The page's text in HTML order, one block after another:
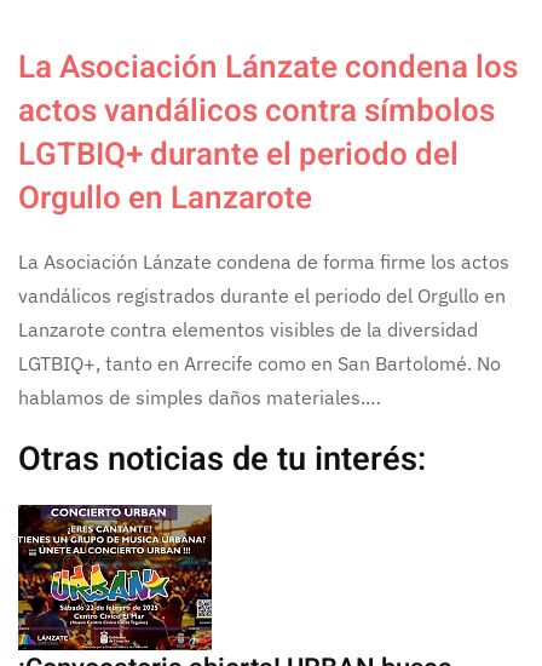
La Asociación Lánzate condena los
actos vandálicos contra símbolos
LGTBIQ+ durante el periodo del
Orgullo en Lanzarote
La Asociación Lánzate condena de forma firme los actos
vandálicos registrados durante el periodo del Orgullo en
Lanzarote contra elementos visibles de la diversidad
LGTBIQ+, tanto en Arrecife como en San Bartolomé. No
hablamos de simples daños materiales.…
Otras noticias de tu interés: